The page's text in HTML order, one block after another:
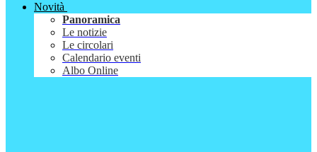
Novità
Panoramica
Le notizie
Le circolari
Calendario eventi
Albo Online